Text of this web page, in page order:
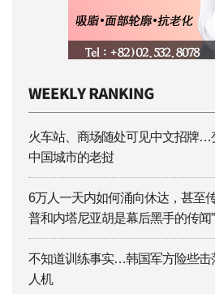
火车站、商场随处可见中文招牌…
中国城市的老挝
6万人一天内如何涌向休达，甚至
普和内塔尼亚胡是幕后黑手的传闻”
不知道训练事实…韩国军方险些击
人机